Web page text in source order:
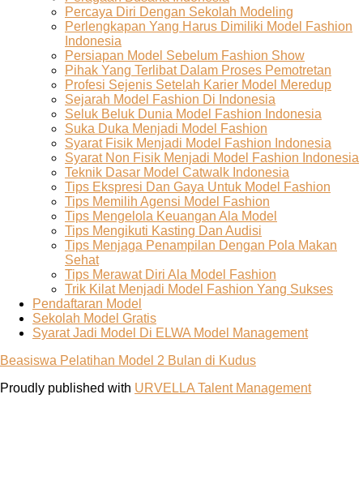
Percaya Diri Dengan Sekolah Modeling
Perlengkapan Yang Harus Dimiliki Model Fashion
Indonesia
Persiapan Model Sebelum Fashion Show
Pihak Yang Terlibat Dalam Proses Pemotretan
Profesi Sejenis Setelah Karier Model Meredup
Sejarah Model Fashion Di Indonesia
Seluk Beluk Dunia Model Fashion Indonesia
Suka Duka Menjadi Model Fashion
Syarat Fisik Menjadi Model Fashion Indonesia
Syarat Non Fisik Menjadi Model Fashion Indonesia
Teknik Dasar Model Catwalk Indonesia
Tips Ekspresi Dan Gaya Untuk Model Fashion
Tips Memilih Agensi Model Fashion
Tips Mengelola Keuangan Ala Model
Tips Mengikuti Kasting Dan Audisi
Tips Menjaga Penampilan Dengan Pola Makan
Sehat
Tips Merawat Diri Ala Model Fashion
Trik Kilat Menjadi Model Fashion Yang Sukses
Pendaftaran Model
Sekolah Model Gratis
Syarat Jadi Model Di ELWA Model Management
Beasiswa Pelatihan Model 2 Bulan di Kudus
Proudly published with URVELLA Talent Management